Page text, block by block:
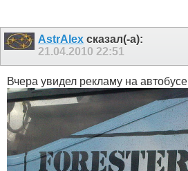
AstrAlex сказал(-а):
21.04.2010 22:51
Вчера увидел рекламу на